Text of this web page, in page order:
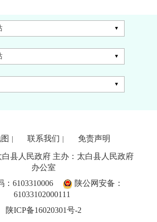
联系我们 免责声明
县人民政府 主办：太白县人民政府
办公室
：6103310006
陕公网安备：
61033102000111
陕ICP备16020301号-2